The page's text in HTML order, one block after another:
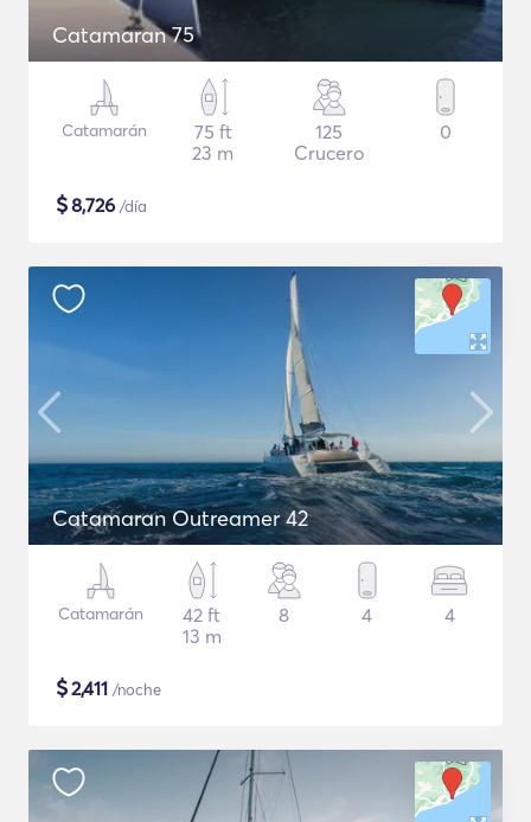
Catamaran 75
Catamarán
75 ft
23 m
125
Crucero
0
$8,726 /día
Catamaran Outreamer 42
Catamarán
42 ft
13 m
8 4 4
$2,411 /noche